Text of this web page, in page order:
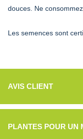
douces. Ne
Les semences sont
AVIS CLIENT
PLANTES POUR UN